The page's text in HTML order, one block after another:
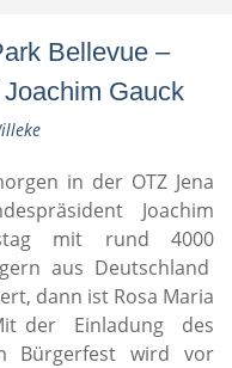
Bellevue –
Gauck
in der OTZ Jena
Joachim
mit rund 4000
aus Deutschland
dann ist Rosa Maria
der Einladung des
Bürgerfest wird vor